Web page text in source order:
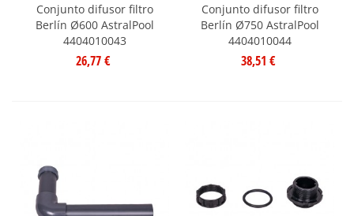
Conjunto difusor filtro
Berlín Ø600 AstralPool
4404010043
26,77 €
Conjunto difusor filtro
Berlín Ø750 AstralPool
4404010044
38,51 €